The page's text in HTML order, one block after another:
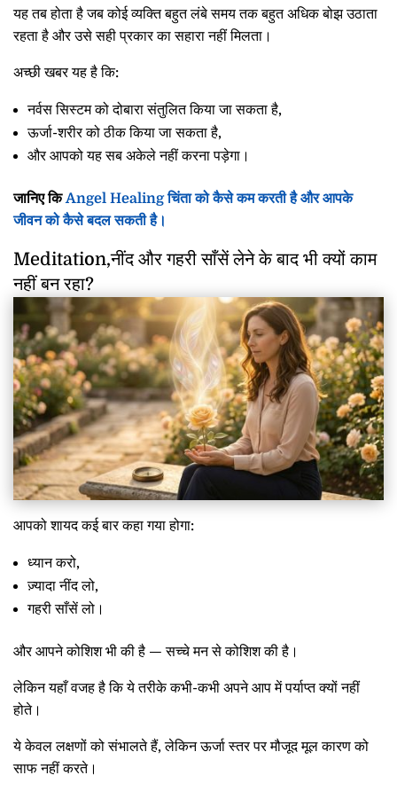
यह तब होता है जब कोई व्यक्ति बहुत लंबे समय तक बहुत अधिक बोझ उठाता
रहता है और उसे सही प्रकार का सहारा नहीं मिलता।
अच्छी खबर यह है कि:
नर्वस सिस्टम को दोबारा संतुलित किया जा सकता है,
ऊर्जा-शरीर को ठीक किया जा सकता है,
और आपको यह सब अकेले नहीं करना पड़ेगा।
जानिए किAngel Healing चिंता को कैसे कम करती है और आपके
जीवन को कैसे बदल सकती है।
Meditation,नींद और गहरी साँसें लेने के बाद भी क्यों काम
नहीं बन रहा?
आपको शायद कई बार कहा गया होगा:
ध्यान करो,
ज़्यादा नींद लो,
गहरी साँसें लो।
और आपने कोशिश भी की है — सच्चे मन से कोशिश की है।
लेकिन यहाँ वजह है कि ये तरीके कभी-कभी अपने आप में पर्याप्त क्यों नहीं
होते।
ये केवल लक्षणों को संभालते हैं, लेकिन ऊर्जा स्तर पर मौजूद मूल कारण को
साफ नहीं करते।